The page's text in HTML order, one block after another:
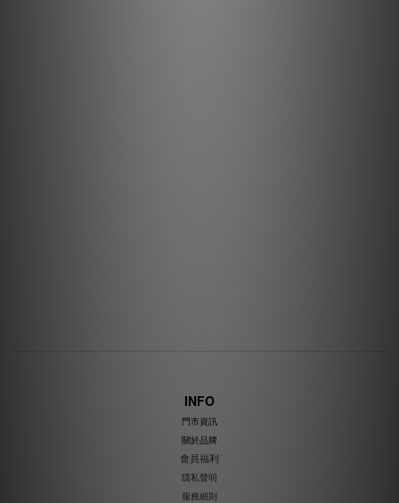
INFO
門市資訊
關於品牌
會員福利
隱私聲明
服務細則